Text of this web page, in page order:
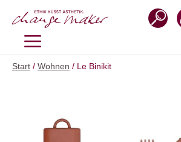
Inhalt
MENÜ
Start / Wohnen / Le Binikit